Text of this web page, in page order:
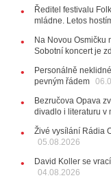
10:33
Verše: Od
28.07.2026
jen několik
27.07.2026
20:44
10:06
Ladná
Kirschner,
24.07.2026
Ředitel festivalu
mládne. Letos
Na Novou Osmičku
Sobotní koncert je
Personálně
pevným řádem
Bezručova Opava
divadlo i literaturu v
Živé vysílání Rádia
05.08.2026
David Koller se
04.08.2026